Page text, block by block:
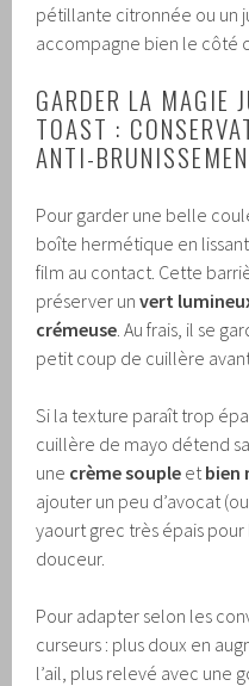
pétillante citronnée ou un
accompagne bien le côté
GARDER LA MAGIE
TOAST :
ANTI-
Pour garder une belle
boîte hermétique en
film au contact. Cette
préserver unvert
crémeuse . Au frais, il se
petit coup de cuillère
Si la texture paraît trop
cuillère de mayo détend
une crème souple et bien
ajouter un peu d’avocat
yaourt grec très épais pour
douceur.
Pour adapter selon les
curseurs : plus doux en
l’ail, plus relevé avec une